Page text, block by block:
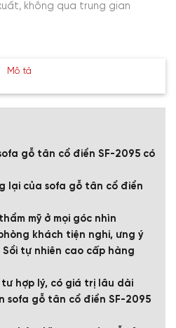
không qua trung gian
Mô tả
gỗ tân cổ điển SF-2095 có
lại của sofa gỗ tân cổ điển
mỹ ở mọi góc nhìn
khách tiện nghi, ưng ý
tự nhiên cao cấp hàng
hợp lý, có giá trị lâu dài
sofa gỗ tân cổ điển SF-2095